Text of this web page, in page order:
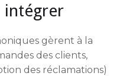
intégrer
gèrent à la
des clients,
des réclamations)